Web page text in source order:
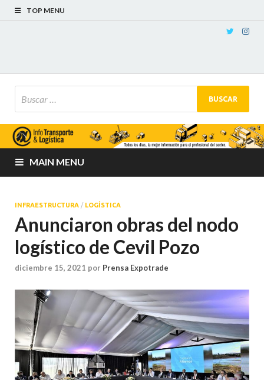
TOP MENU
MAIN MENU
INFRAESTRUCTURA / LOGÍSTICA
Anunciaron obras del nodo
logístico de Cevil Pozo
diciembre 15, 2021 por Prensa Expotrade